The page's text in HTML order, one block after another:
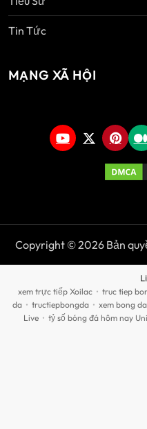
Tin Tức
MẠNG XÃ HỘI
Copyright © 2026 Bản
xem trực tiếp Xoilac • truc tiep
da • tructiepbongda • xem bong
Live • tỷ số bóng đá hôm nay